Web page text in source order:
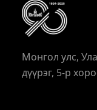
Монгол улс,
дүүрэг, 5-р